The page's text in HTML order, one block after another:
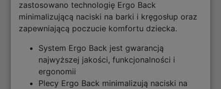
zastosowano technologię Ergo Back
minimalizującą naciski na barki i kręgosłup oraz
zapewniającą poczucie komfortu dziecka.
System Ergo Back jest gwarancją
najwyższej jakości, funkcjonalności i
ergonomii
Plecy Ergo Back minimalizują naciski na